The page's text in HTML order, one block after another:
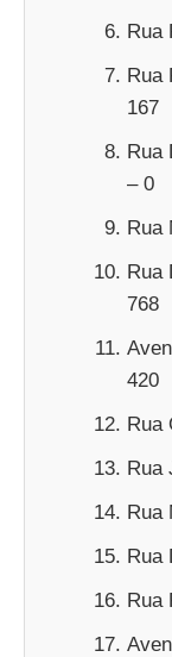
Rua
Rua
167
Rua
– 0
Rua
Rua
768
420
Rua
Rua
Rua
Rua
Rua